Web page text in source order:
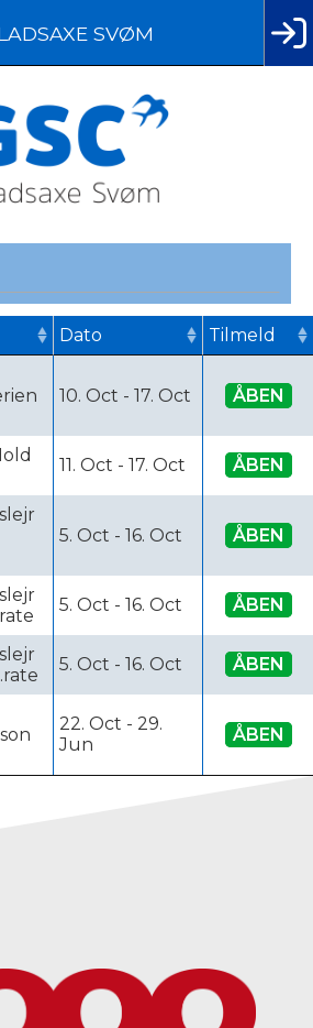
SVØM
Dato
Tilmeld
10. Oct - 17. Oct ÅBEN
11. Oct - 17. Oct ÅBEN
5. Oct - 16. Oct ÅBEN
5. Oct - 16. Oct ÅBEN
5. Oct - 16. Oct ÅBEN
22. Oct - 29.
Jun
ÅBEN